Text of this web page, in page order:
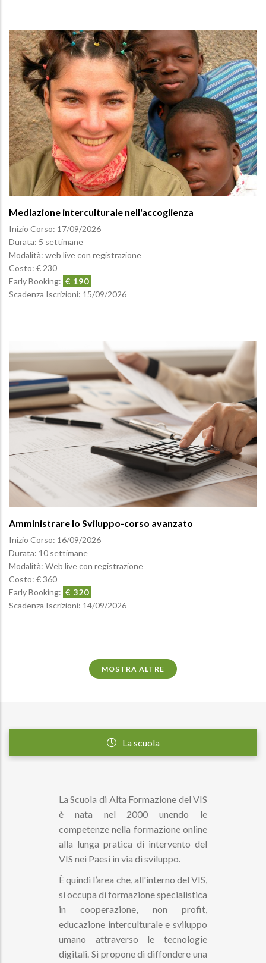
Mediazione interculturale nell'accoglienza
Inizio Corso: 17/09/2026
Durata: 5 settimane
Modalità: web live con registrazione
Costo: € 230
Early Booking: € 190
Scadenza Iscrizioni: 15/09/2026
Amministrare lo Sviluppo-corso avanzato
Inizio Corso: 16/09/2026
Durata: 10 settimane
Modalità: Web live con registrazione
Costo: € 360
Early Booking: € 320
Scadenza Iscrizioni: 14/09/2026
MOSTRA ALTRE
La scuola
La Scuola di Alta Formazione del VIS
è nata nel 2000 unendo le
competenze nella formazione online
alla lunga pratica di intervento del
VIS nei Paesi in via di sviluppo.
È quindi l’area che, all'interno del VIS,
si occupa di formazione specialistica
in cooperazione, non profit,
educazione interculturale e sviluppo
umano attraverso le tecnologie
digitali. Si propone di diffondere una